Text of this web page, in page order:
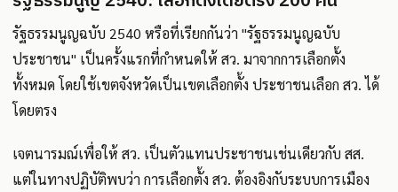
รัฐธรรมนูญฉบับ 2540 หรือที่เรียกกันว่า "รัฐธรรมนูญฉบับ
ประชาชน" เป็นครั้งแรกที่กำหนดให้ สว. มาจากการเลือกตั้ง
ทั้งหมด โดยใช้เขตจังหวัดเป็นเขตเลือกตั้ง ประชาชนเลือก สว. ได้
โดยตรง
เจตนารมณ์เพื่อให้ สว. เป็นตัวแทนประชาชนเช่นเดียวกับ สส.
แต่ในทางปฏิบัติพบว่า การเลือกตั้ง สว. ต้องอิงกับระบบการเมือง